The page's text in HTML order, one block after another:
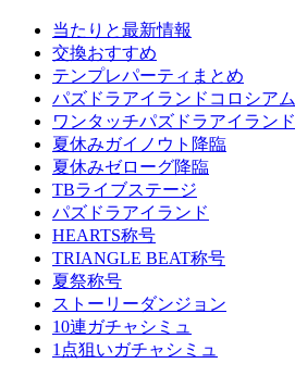
当たりと最新情報
交換おすすめ
テンプレパーティまとめ
パズドラアイランドコロシアム
ワンタッチパズドラアイランド
夏休みガイノウト降臨
夏休みゼローグ降臨
TBライブステージ
パズドラアイランド
HEARTS称号
TRIANGLE BEAT称号
夏祭称号
ストーリーダンジョン
10連ガチャシミュ
1点狙いガチャシミュ